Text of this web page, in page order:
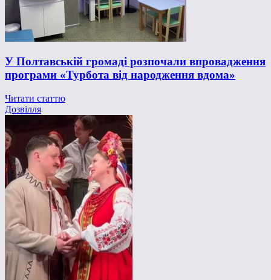
У Полтавській громаді розпочали впровадження
програми «Турбота від народження вдома»
Читати статтю
Дозвілля